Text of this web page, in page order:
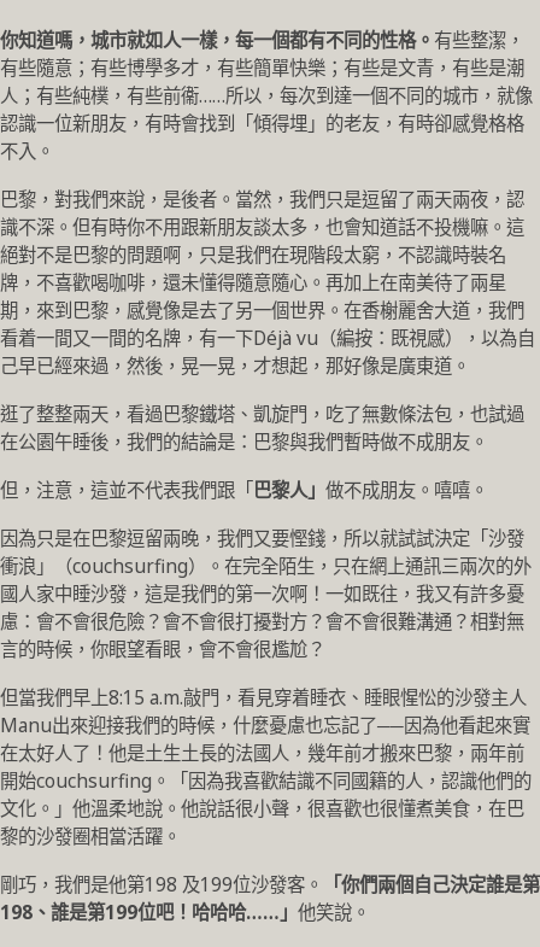
你知道嗎，城市就如人一樣，每一個都有不同的性格。 有些整潔，
有些隨意；有些博學多才，有些簡單快樂；有些是文青，有些是潮
人；有些純樸，有些前衞……所以，每次到達一個不同的城市，就像
認識一位新朋友，有時會找到「傾得埋」的老友，有時卻感覺格格
不入。
巴黎，對我們來說，是後者。當然，我們只是逗留了兩天兩夜，認
識不深。但有時你不用跟新朋友談太多，也會知道話不投機嘛。這
絕對不是巴黎的問題啊，只是我們在現階段太窮，不認識時裝名
牌，不喜歡喝咖啡，還未懂得隨意隨心。再加上在南美待了兩星
期，來到巴黎，感覺像是去了另一個世界。在香榭麗舍大道，我們
看着一間又一間的名牌，有一下Déjà vu（編按：既視感），以為自
己早已經來過，然後，晃一晃，才想起，那好像是廣東道。
逛了整整兩天，看過巴黎鐵塔、凱旋門，吃了無數條法包，也試過
在公園午睡後，我們的結論是：巴黎與我們暫時做不成朋友。
但，注意，這並不代表我們跟「 巴黎人」 做不成朋友。嘻嘻。
因為只是在巴黎逗留兩晚，我們又要慳錢，所以就試試決定「沙發
衝浪」（couchsurfing）。在完全陌生，只在網上通訊三兩次的外
國人家中睡沙發，這是我們的第一次啊！一如既往，我又有許多憂
慮：會不會很危險？會不會很打擾對方？會不會很難溝通？相對無
言的時候，你眼望看眼，會不會很尷尬？
但當我們早上8:15 a.m.敲門，看見穿着睡衣、睡眼惺忪的沙發主人
Manu出來迎接我們的時候，什麼憂慮也忘記了──因為他看起來實
在太好人了！他是土生土長的法國人，幾年前才搬來巴黎，兩年前
開始couchsurfing。「因為我喜歡結識不同國籍的人，認識他們的
文化。」他溫柔地說。他說話很小聲，很喜歡也很懂煮美食，在巴
黎的沙發圈相當活躍。
剛巧，我們是他第198 及199位沙發客。
「你們兩個自己決定誰是第
198、誰是第199位吧！哈哈哈……」 他笑說。